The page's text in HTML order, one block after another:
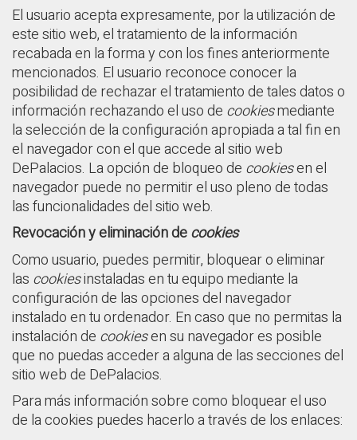
El usuario acepta expresamente, por la utilización de
este sitio web, el tratamiento de la información
recabada en la forma y con los fines anteriormente
mencionados. El usuario reconoce conocer la
posibilidad de rechazar el tratamiento de tales datos o
información rechazando el uso de cookiesmediante
la selección de la configuración apropiada a tal fin en
el navegador con el que accede al sitio web
DePalacios. La opción de bloqueo de cookiesen el
navegador puede no permitir el uso pleno de todas
las funcionalidades del sitio web.
Revocación y eliminación decookies
Como usuario, puedes permitir, bloquear o eliminar
las cookiesinstaladas en tu equipo mediante la
configuración de las opciones del navegador
instalado en tu ordenador. En caso que no permitas la
instalación de cookiesen su navegador es posible
que no puedas acceder a alguna de las secciones del
sitio web de DePalacios.
Para más información sobre como bloquear el uso
de la cookies puedes hacerlo a través de los enlaces: